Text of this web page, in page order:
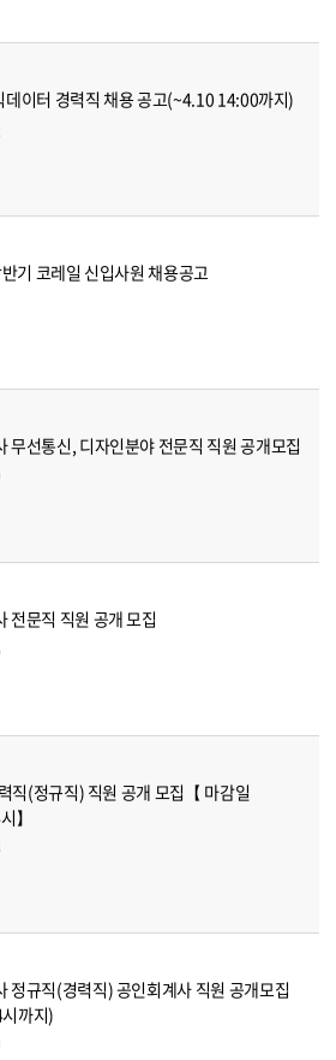
데이터 경력직 채용 공고(~4.10 14:00까지)
기 코레일 신입사원 채용공고
무선통신, 디자인분야 전문직 직원 공개모집
전문직 직원 공개 모집
직(정규직) 직원 공개 모집【 마감일
】
정규직(경력직) 공인회계사 직원 공개모집
까지)